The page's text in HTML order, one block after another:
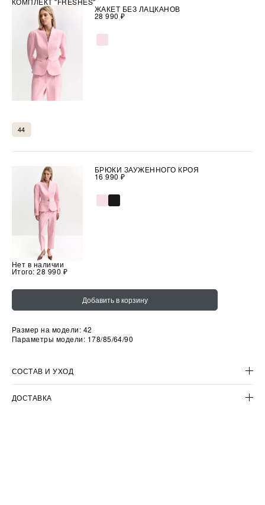
ЖАКЕТ БЕЗ ЛАЦКАНОВ
28 990 ₽
44
БРЮКИ ЗАУЖЕННОГО КРОЯ
16 990 ₽
Нет в наличии
Итого:28 990 ₽
Добавить в корзину
Размер на модели: 42
Параметры модели: 178/85/64/90
СОСТАВ И УХОД
ДОСТАВКА